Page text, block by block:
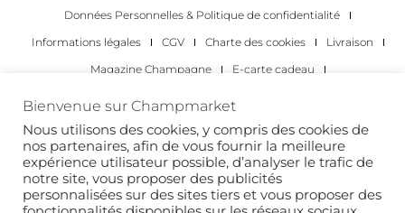
Données Personnelles & Politique de confidentialité
Informations légales
CGV Charte des cookies
Livraison
Magazine Champagne
E-carte cadeau
Les occasions pour déguster du champagne
Pour les particuliers
Pour les entreprises
Copyright 2022 © tous droits réservés. Champmarket.
Bienvenue sur Champmarket
Nous utilisons des cookies, y compris des cookies de
nos partenaires, afin de vous fournir la meilleure
expérience utilisateur possible, d’analyser le trafic de
notre site, vous proposer des publicités
personnalisées sur des sites tiers et vous proposer des